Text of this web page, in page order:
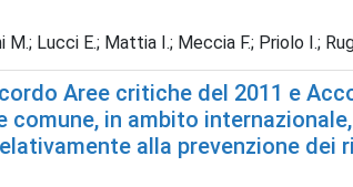
Lucci E.; Mattia I.; Meccia F.; Priolo I.;
Aree critiche del 2011 e
in ambito
alla prevenzione